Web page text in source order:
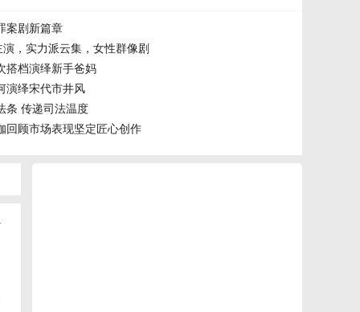
案剧新篇章
，实力派云集，女性群像剧
搭档演绎新手爸妈
演绎宋代市井风
条 传递司法温度
回顾市场表现坚定匠心创作